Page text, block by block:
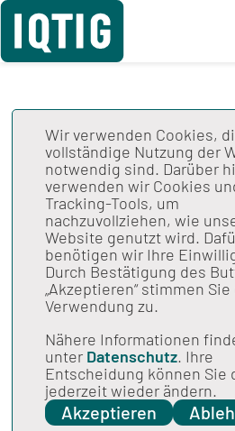
Gesamtspezifikation
Komplettdownload
zu
MDB V04 / 30.09.2018 /
Erstveröffentlicht in 2019
Überblick über
Spezifikation
Wir verwenden Cookies,
vollständige Nutzung der
notwendig sind. Darüber
verwenden wir Cookies
Tracking-Tools, um
nachzuvollziehen, wie
Website genutzt wird.
benötigen wir Ihre
Durch Bestätigung des
„Akzeptieren“ stimmen Sie
Verwendung zu.
Nähere Informationen
unter Datenschutz. Ihre
Entscheidung können Sie
jederzeit wieder ändern.
Akzeptieren